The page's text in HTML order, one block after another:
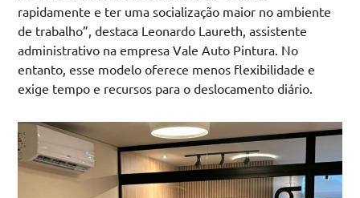
rapidamente e ter uma socialização maior no ambiente
de trabalho”, destaca Leonardo Laureth, assistente
administrativo na empresa Vale Auto Pintura. No
entanto, esse modelo oferece menos flexibilidade e
exige tempo e recursos para o deslocamento diário.